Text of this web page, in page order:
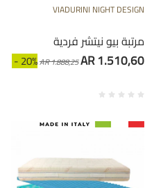
VIADURINI NIGHT DESIGN
مرتبة بيو نيتشر فردية
- 20%AR 1.888,25AR 1.510,60